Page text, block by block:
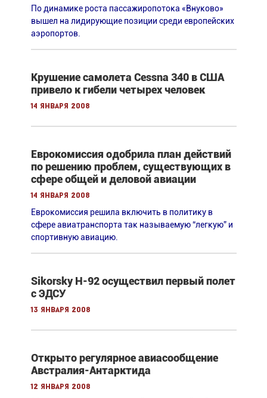
По динамике роста пассажиропотока «Внуково»
вышел на лидирующие позиции среди европейских
аэропортов.
Крушение самолета Cessna 340 в США
привело к гибели четырех человек
14 января 2008
Еврокомиссия одобрила план действий
по решению проблем, существующих в
сфере общей и деловой авиации
14 января 2008
Еврокомиссия решила включить в политику в
сфере авиатранспорта так называемую “легкую” и
спортивную авиацию.
Sikorsky H-92 осуществил первый полет
с ЭДСУ
13 января 2008
Открыто регулярное авиасообщение
Австралия-Антарктида
12 января 2008